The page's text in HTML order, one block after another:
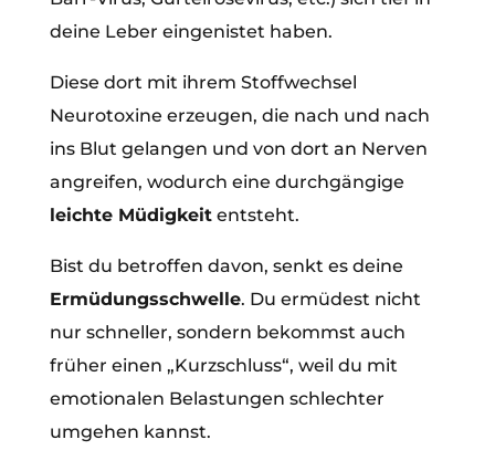
deine Leber eingenistet haben.
Diese dort mit ihrem Stoffwechsel
Neurotoxine erzeugen, die nach und nach
ins Blut gelangen und von dort an Nerven
angreifen, wodurch eine durchgängige
leichte Müdigkeitentsteht.
Bist du betroffen davon, senkt es deine
Ermüdungsschwelle. Du ermüdest nicht
nur schneller, sondern bekommst auch
früher einen „Kurzschluss“, weil du mit
emotionalen Belastungen schlechter
umgehen kannst.